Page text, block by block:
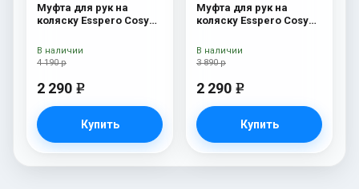
Муфта для рук на
коляску Esspero Cosy
4 190 р
2 290 e
Купить
В наличии
Муфта для рук на
коляску Esspero Cosy
3 890 р
2 290 e
Купить
В наличии